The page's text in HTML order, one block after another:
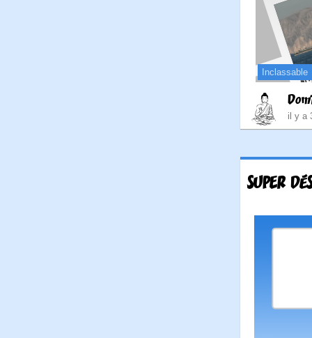
Inclassable
il y a
SUPER